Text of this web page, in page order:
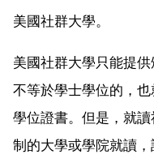
美國社群大學。
美國社群大學只能提
不等於學士學位的，
學位證書。但是，就
制的大學或學院就讀